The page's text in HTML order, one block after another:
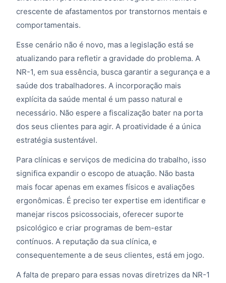
crescente de afastamentos por transtornos mentais e
comportamentais.
Esse cenário não é novo, mas a legislação está se
atualizando para refletir a gravidade do problema. A
NR-1, em sua essência, busca garantir a segurança e a
saúde dos trabalhadores. A incorporação mais
explícita da saúde mental é um passo natural e
necessário. Não espere a fiscalização bater na porta
dos seus clientes para agir. A proatividade é a única
estratégia sustentável.
Para clínicas e serviços de medicina do trabalho, isso
significa expandir o escopo de atuação. Não basta
mais focar apenas em exames físicos e avaliações
ergonômicas. É preciso ter expertise em identificar e
manejar riscos psicossociais, oferecer suporte
psicológico e criar programas de bem-estar
contínuos. A reputação da sua clínica, e
consequentemente a de seus clientes, está em jogo.
A falta de preparo para essas novas diretrizes da NR-1